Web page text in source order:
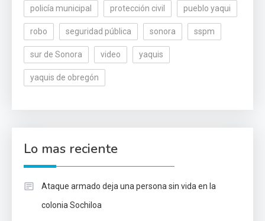
policía municipal protección civil pueblo yaqui
robo seguridad pública sonora sspm
sur de Sonora video yaquis
yaquis de obregón
Lo mas reciente
Ataque armado deja una persona sin vida en la
colonia Sochiloa